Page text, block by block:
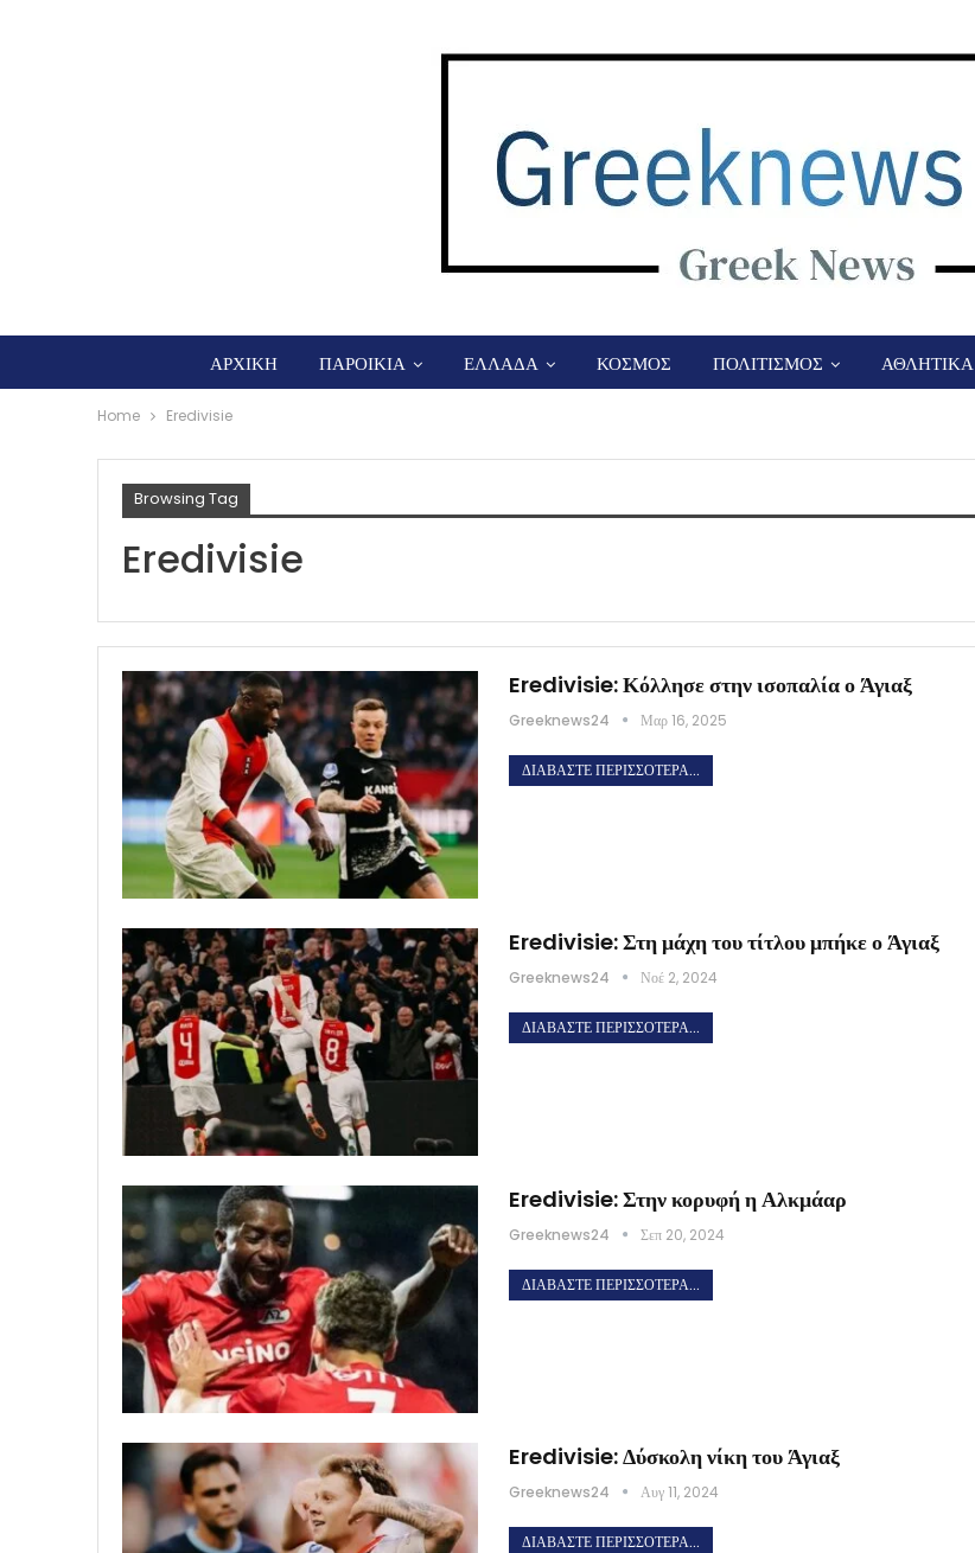
ΑΡΧΙΚΗ ΠΑΡΟΙΚΙΑ ΕΛΛΑΔΑ ΚΟΣΜΟΣ ΠΟΛΙΤΙΣΜΟΣ ΑΘΛΗΤΙΚΑ
Home Eredivisie
Browsing Tag
Eredivisie
Eredivisie: Κόλλησε στην ισοπαλία ο Άγιαξ
Greeknews24 Μαρ 16, 2025
ΔΙΑΒΆΣΤΕ ΠΕΡΙΣΣΌΤΕΡΑ...
Eredivisie: Στη μάχη του τίτλου μπήκε ο Άγιαξ
Greeknews24 Νοέ 2, 2024
ΔΙΑΒΆΣΤΕ ΠΕΡΙΣΣΌΤΕΡΑ...
Eredivisie: Στην κορυφή η Αλκμάαρ
Greeknews24 Σεπ 20, 2024
ΔΙΑΒΆΣΤΕ ΠΕΡΙΣΣΌΤΕΡΑ...
Eredivisie: Δύσκολη νίκη του Άγιαξ
Greeknews24 Αυγ 11, 2024
ΔΙΑΒΆΣΤΕ ΠΕΡΙΣΣΌΤΕΡΑ...